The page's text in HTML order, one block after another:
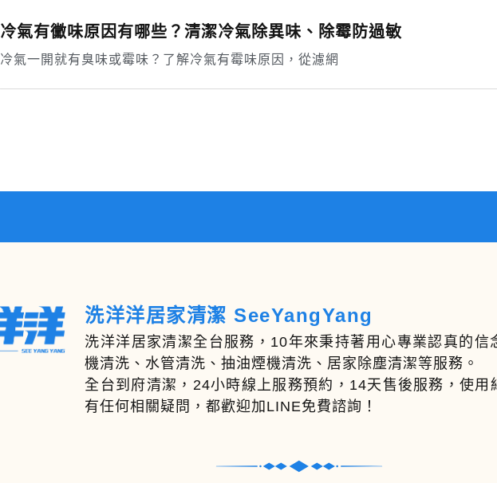
冷氣有黴味原因有哪些？清潔冷氣除異味、除霉防過敏
冷氣一開就有臭味或霉味？了解冷氣有霉味原因，從濾網
洗洋洋居家清潔 SeeYangYang
洗洋洋居家清潔全台服務，10年來秉持著用心專業認真的信
機清洗、水管清洗、抽油煙機清洗、居家除塵清潔等服務。
全台到府清潔，24小時線上服務預約，14天售後服務，使用
有任何相關疑問，都歡迎加LINE免費諮詢！